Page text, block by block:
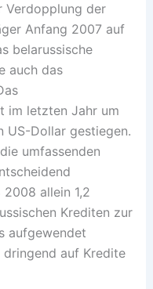
Verdopplung der
Anfang 2007 auf
belarussische
auch das
im letzten Jahr um
US-Dollar gestiegen.
umfassenden
allein 1,2
Krediten zur
aufgewendet
auf Kredite